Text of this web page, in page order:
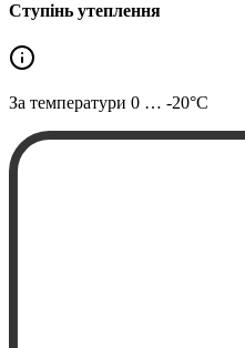
Ступінь утеплення
За температури 0 … -20°C